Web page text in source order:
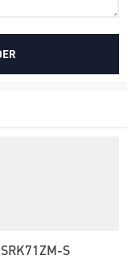
SRK71ZM-S